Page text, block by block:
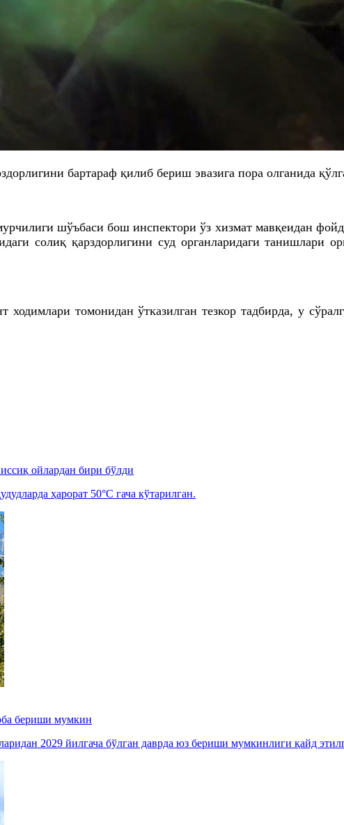
бартараф қилиб бериш эвазига пора олганида
шўъбаси бош инспектори ўз хизмат мавқеидан
солиқ қарздорлигини суд органларидаги танишлари
томонидан ўтказилган тезкор тадбирда, у
ойлардан бири бўлди
ҳарорат 50°C гача кўтарилган.
бериши мумкин
2029 йилгача бўлган даврда юз бериши мумкинлиги қайд